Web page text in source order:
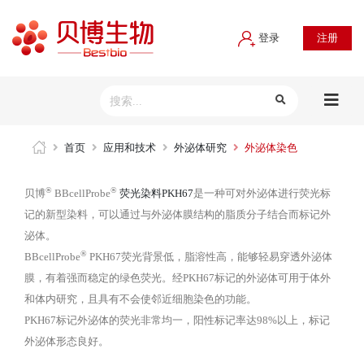
登录 注册
首页 应用和技术 外泌体研究 外泌体染色
贝博® BBcellProbe® 荧光染料PKH67是一种可对外泌体进行荧光标
记的新型染料，可以通过与外泌体膜结构的脂质分子结合而标记外
泌体。
BBcellProbe® PKH67荧光背景低，脂溶性高，能够轻易穿透外泌体
膜，有着强而稳定的绿色荧光。经PKH67标记的外泌体可用于体外
和体内研究，且具有不会使邻近细胞染色的功能。
PKH67标记外泌体的荧光非常均一，阳性标记率达98%以上，标记
外泌体形态良好。